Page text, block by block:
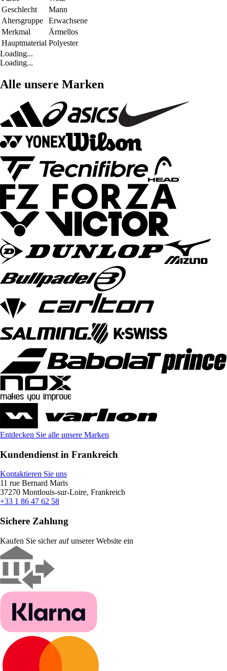
Geschlecht
Mann
Altersgruppe
Erwachsene
Merkmal
Ärmellos
Hauptmaterial Polyester
Loading...
Loading...
Alle unsere Marken
Entdecken Sie alle unsere Marken
Kundendienst in Frankreich
Kontaktieren Sie uns
11 rue Bernard Maris
37270 Montlouis-sur-Loire, Frankreich
+33 1 86 47 62 58
Sichere Zahlung
Kaufen Sie sicher auf unserer Website ein